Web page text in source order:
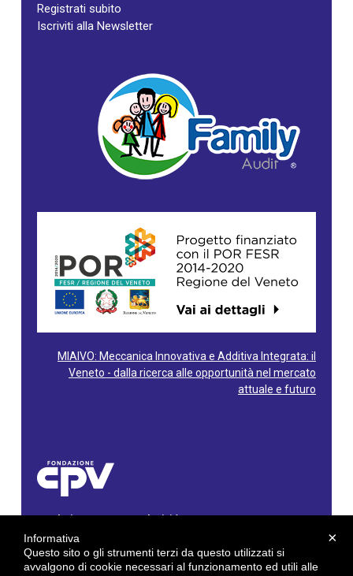
Registrati subito
Iscriviti alla Newsletter
MIAIVO: Meccanica Innovativa e Additiva Integrata: il
Veneto - dalla ricerca alle opportunità nel mercato
attuale e futuro
Via Gioacchino Rossini, 60 - 36100 Vicenza - Italy
Tel. 0444/960500 - Fax 0444/1932220
C.F. e P. IVA: 02429800242
×
Informativa
Questo sito o gli strumenti terzi da questo utilizzati si
avvalgono di cookie necessari al funzionamento ed utili alle